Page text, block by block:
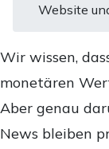
Website
Wir wissen,
monetären
Aber genau
News bleiben